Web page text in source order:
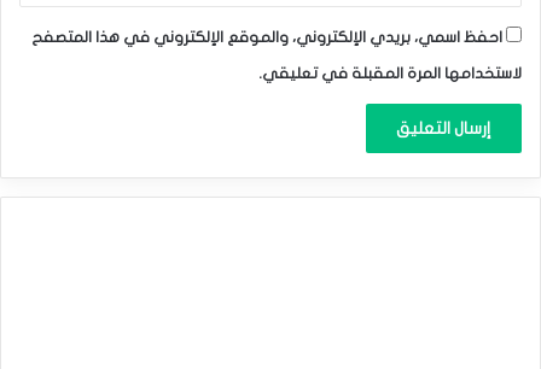
ولذلك، فإن مسار المقاومة الأقل هو الصعود، مع كون النقطة
16 مايو.
التوقعات اليومية لزوج الجنيه الاسترليني/الدولار
الأمريكي1.30
احفظ اسمي، بريدي الإلكتروني، والموقع الإلكتروني في هذا المتصفح
لاستخدامها المرة المقبلة في تعليقي.